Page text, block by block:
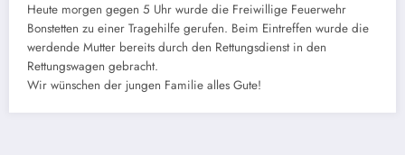
Heute morgen gegen 5 Uhr wurde die Freiwillige Feuerwehr
Bonstetten zu einer Tragehilfe gerufen. Beim Eintreffen wurde die
werdende Mutter bereits durch den Rettungsdienst in den
Rettungswagen gebracht.
Wir wünschen der jungen Familie alles Gute!